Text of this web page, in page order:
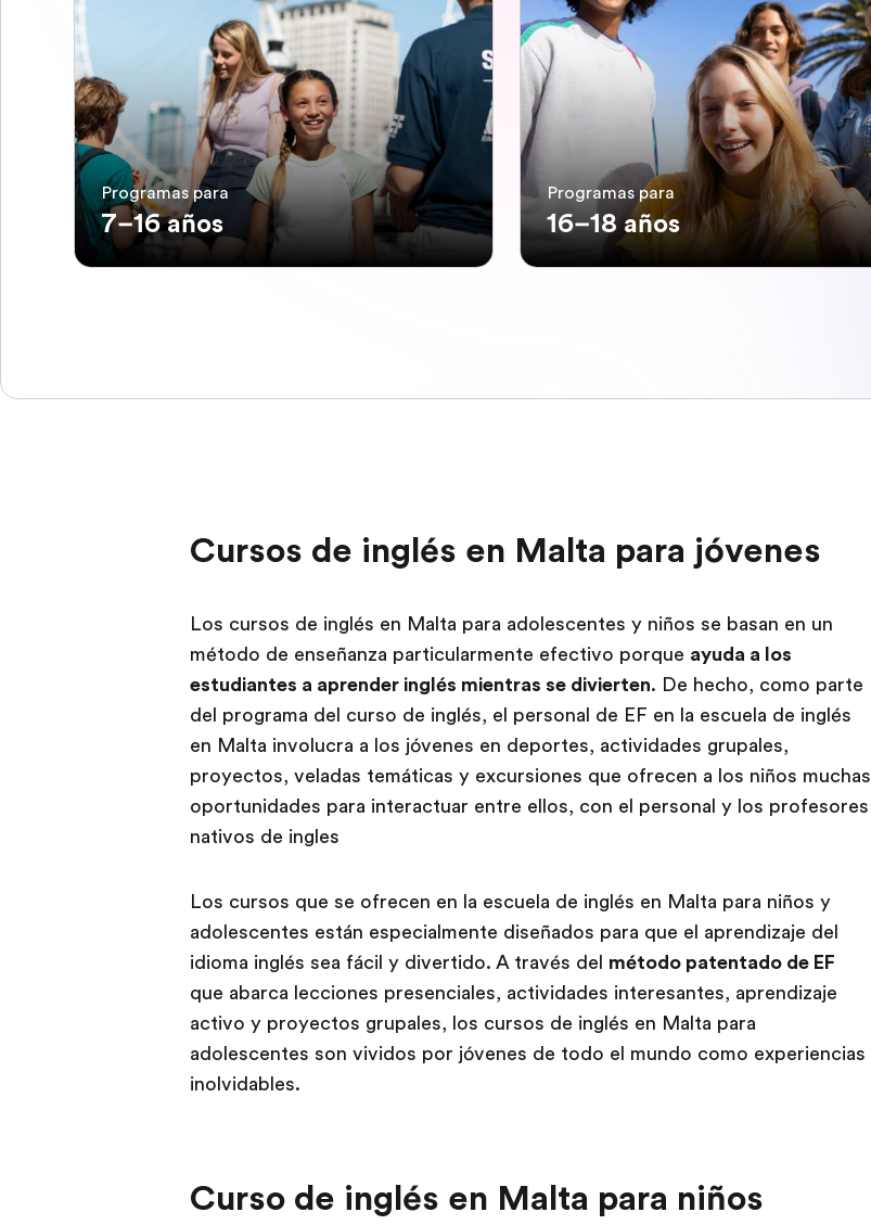
Programas para
7–16 años
Programas para
16–18 años
Cursos de inglés en Malta para jóvenes
Los cursos de inglés en Malta para adolescentes y niños se basan en un
método de enseñanza particularmente efectivo porque ayuda a los
estudiantes a aprender inglés mientras se divierten. De hecho, como parte
del programa del curso de inglés, el personal de EF en la escuela de inglés
en Malta involucra a los jóvenes en deportes, actividades grupales,
proyectos, veladas temáticas y excursiones que ofrecen a los niños muchas
oportunidades para interactuar entre ellos, con el personal y los profesores
nativos de ingles
Los cursos que se ofrecen en la escuela de inglés en Malta para niños y
adolescentes están especialmente diseñados para que el aprendizaje del
idioma inglés sea fácil y divertido. A través del método patentado de EF
que abarca lecciones presenciales, actividades interesantes, aprendizaje
activo y proyectos grupales, los cursos de inglés en Malta para
adolescentes son vividos por jóvenes de todo el mundo como experiencias
inolvidables.
Curso de inglés en Malta para niños